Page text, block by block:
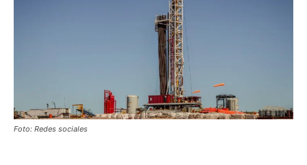
Foto: Redes sociales